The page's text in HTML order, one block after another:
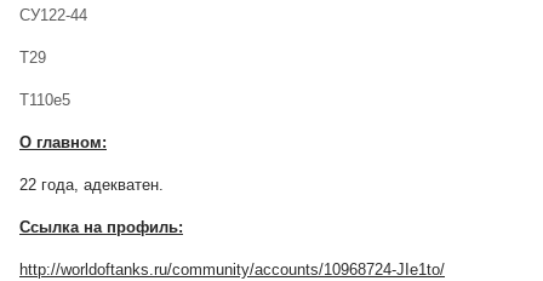
СУ122-44
T29
T110e5
О главном:
22 года, адекватен.
Ссылка на профиль:
http://worldoftanks.ru/community/accounts/10968724-JIe1to/